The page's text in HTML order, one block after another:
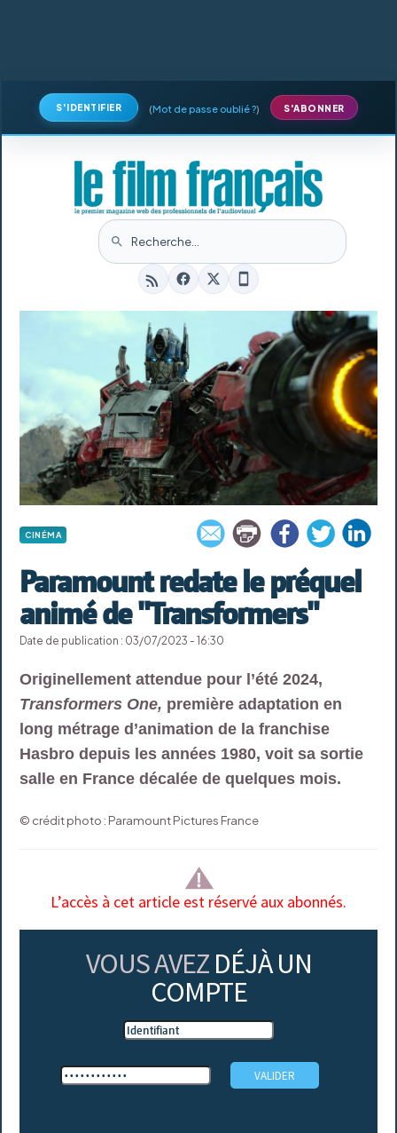
S'IDENTIFIER (Mot de passe oublié ?) S'ABONNER
CINÉMA
Paramount redate le préquel
animé de "Transformers"
Date de publication : 03/07/2023 - 16:30
Originellement attendue pour l’été 2024,
Transformers One, première adaptation en
long métrage d’animation de la franchise
Hasbro depuis les années 1980, voit sa sortie
salle en France décalée de quelques mois.
© crédit photo : Paramount Pictures France
L’accès à cet article est réservé aux abonnés.
VOUS AVEZ DÉJÀ UN
COMPTE